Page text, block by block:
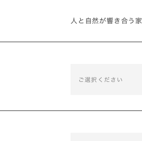
人と自然が響き合う家
ご選択ください